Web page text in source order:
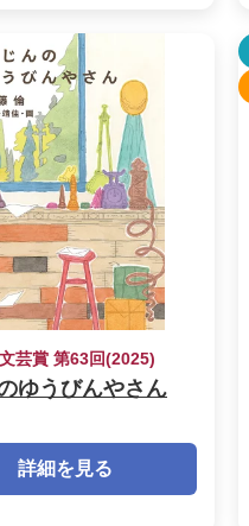
芸賞 第63回(2025)
ゆうびんやさん
詳細を見る